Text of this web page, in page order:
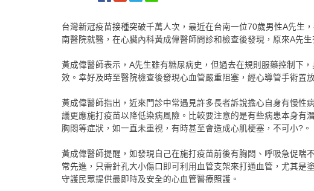
台灣新冠疫苗接種突破千萬人次，最近在台南一位70歲男性A先生
南醫院就醫，在心臟內科黃成偉醫師問診和檢查後發現，原來A先
黃成偉醫師表示，A先生雖有糖尿病史，但過去在規則服藥控制下
效。幸好及時至醫院檢查後發現心血管嚴重阻塞，經心導管手術置
黃成偉醫師指出，近來門診中常遇見許多長者訴說擔心自身有慢性
議更應施打疫苗以降低染病風險。比較要注意的是有些病患本身有
胸悶等症狀，如一直未重視，有時甚至會造成心肌梗塞，不可小?。
黃成偉醫師提醒，如發現自己在施打疫苗前後有胸悶、呼吸急促
常先進，只需針孔大小傷口即可利用血管支架來打通血管，尤其
守護民眾提供最即時及安全的心血管醫療照護。